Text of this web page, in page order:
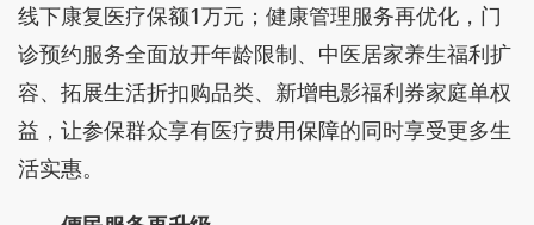
线下康复医疗保额1万元；健康管理服务再优化，门
诊预约服务全面放开年龄限制、中医居家养生福利扩
容、拓展生活折扣购品类、新增电影福利券家庭单权
益，让参保群众享有医疗费用保障的同时享受更多生
活实惠。